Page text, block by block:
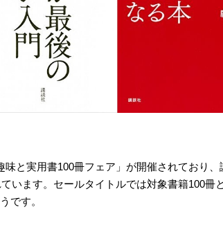
と実用書100冊フェア」が開催されており、
います。セールタイトルでは対象書籍100冊
です。